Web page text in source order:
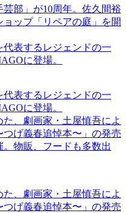
部」が10周年。佐久間裕
ップ「リペアの庭」を開
表するレジェンドの一
に登場。
表するレジェンドの一
に登場。
、劇画家・土屋慎吾によ
げ義春追悼本〜」の発売
物販、フードも多数出
、劇画家・土屋慎吾によ
げ義春追悼本〜」の発売